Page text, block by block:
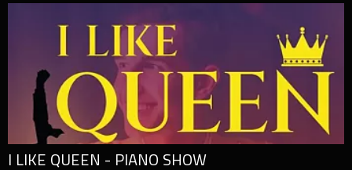
I LIKE QUEEN - PIANO SHOW